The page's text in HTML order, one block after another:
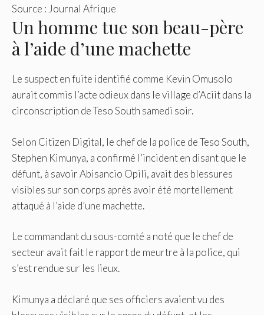
Source : Journal Afrique
Un homme tue son beau-père
à l’aide d’une machette
Le suspect en fuite identifié comme Kevin Omusolo
aurait commis l’acte odieux dans le village d’Aciit dans la
circonscription de Teso South samedi soir.
Selon Citizen Digital, le chef de la police de Teso South,
Stephen Kimunya, a confirmé l’incident en disant que le
défunt, à savoir Abisancio Opili, avait des blessures
visibles sur son corps après avoir été mortellement
attaqué à l’aide d’une machette.
Le commandant du sous-comté a noté que le chef de
secteur avait fait le rapport de meurtre à la police, qui
s’est rendue sur les lieux.
Kimunya a déclaré que ses officiers avaient vu des